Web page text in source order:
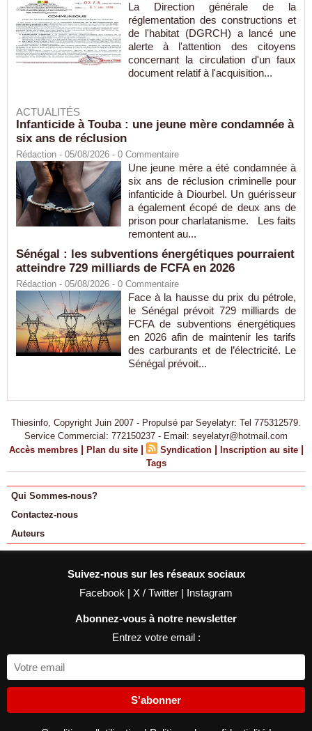
La Direction générale de la
réglementation des constructions et
de l'habitat (DGRCH) a lancé une
alerte à l'attention des citoyens
concernant la circulation d'un faux
document relatif à l'acquisition...
ACTUALITÉS
Infanticide à Touba : une jeune mère condamnée à
six ans de réclusion
Rédaction - 05/08/2026 - 0 Commentaire
Une jeune mère a été condamnée à
six ans de réclusion criminelle pour
infanticide à Diourbel. Un guérisseur
a également écopé de deux ans de
prison pour charlatanisme. Les faits
remontent au...
Sénégal : les subventions énergétiques pourraient
atteindre 729 milliards de FCFA en 2026
Rédaction - 05/08/2026 - 0 Commentaire
Face à la hausse du prix du pétrole,
le Sénégal prévoit 729 milliards de
FCFA de subventions énergétiques
en 2026 afin de maintenir les tarifs
des carburants et de l’électricité. Le
Sénégal prévoit...
Thiesinfo, Copyright Juin 2007 - Propulsé par Seyelatyr: Tel 775312579.
Service Commercial: 772150237 - Email: seyelatyr@hotmail.com
Accès membres | Plan du site | Syndication | Inscription au site |
Tags
Qui Sommes-nous?
Contactez-nous
Auteurs
Suivez-nous sur les réseaux sociaux
Facebook | X / Twitter | Instagram
Abonnez-vous à notre newsletter
Entrez votre email :
S'abonner